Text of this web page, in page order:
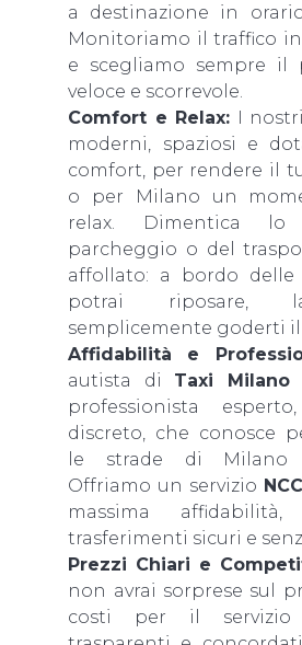
a destinazione in
Monitoriamo il traffico
e scegliamo sempre il
veloce e scorrevole.
Comfort e Relax: I
moderni, spaziosi e
comfort, per rendere il
o per Milano un
relax. Dimentica lo
parcheggio o del
affollato: a bordo delle
potrai riposare,
semplicemente goderti
Affidabilità e
autista di Taxi Milano
professionista
discreto, che conosce
le strade di Milano
Offriamo un servizio NCC
massima affidabilità,
trasferimenti sicuri e
Prezzi Chiari e
non avrai sorprese sul
costi per il